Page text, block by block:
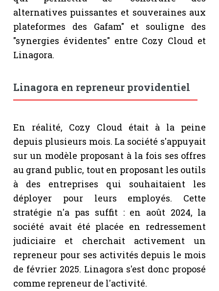
alternatives puissantes et souveraines aux
plateformes des Gafam" et souligne des
"synergies évidentes" entre Cozy Cloud et
Linagora.
Linagora en repreneur providentiel
En réalité, Cozy Cloud était à la peine
depuis plusieurs mois. La société s'appuyait
sur un modèle proposant à la fois ses offres
au grand public, tout en proposant les outils
à des entreprises qui souhaitaient les
déployer pour leurs employés. Cette
stratégie n'a pas suffit : en août 2024, la
société avait été placée en redressement
judiciaire et cherchait activement un
repreneur pour ses activités depuis le mois
de février 2025. Linagora s'est donc proposé
comme repreneur de l'activité.